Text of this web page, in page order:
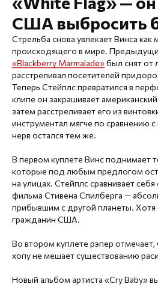
США выбросить
Стрельба снова увлекает Винса как
происходящего в мире.
«Blackberry Marmalade»был снят от
расстреливал посетителей
Теперь Стейплс превратился в
клипе он закрашивает
затем расстреливает его из
инструментал мягче по сравнению
нерв остался тем же.
В первом куплете Винс поднимает
которые под любым предлогом
на улицах. Стейплс сравнивает
фильма Стивена Спилберга —
прибывшим с другой планеты. Хотя
гражданин США.
Во втором куплете рэпер
хопу не мешает существованию
Новый альбом артиста «Cry Baby»